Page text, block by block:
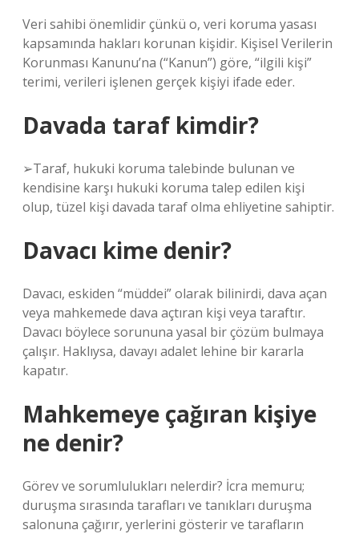
Veri sahibi önemlidir çünkü o, veri koruma yasası
kapsamında hakları korunan kişidir. Kişisel Verilerin
Korunması Kanunu’na (“Kanun”) göre, “ilgili kişi”
terimi, verileri işlenen gerçek kişiyi ifade eder.
Davada taraf kimdir?
➢Taraf, hukuki koruma talebinde bulunan ve
kendisine karşı hukuki koruma talep edilen kişi
olup, tüzel kişi davada taraf olma ehliyetine sahiptir.
Davacı kime denir?
Davacı, eskiden “müddei” olarak bilinirdi, dava açan
veya mahkemede dava açtıran kişi veya taraftır.
Davacı böylece sorununa yasal bir çözüm bulmaya
çalışır. Haklıysa, davayı adalet lehine bir kararla
kapatır.
Mahkemeye çağıran kişiye
ne denir?
Görev ve sorumlulukları nelerdir? İcra memuru;
duruşma sırasında tarafları ve tanıkları duruşma
salonuna çağırır, yerlerini gösterir ve tarafların